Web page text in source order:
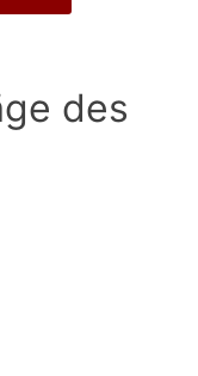
des